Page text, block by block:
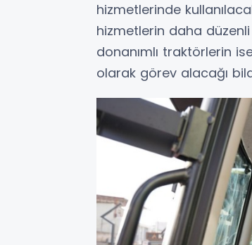
hizmetlerinde
hizmetlerin daha düzenli
donanımlı traktörlerin
olarak görev alacağı